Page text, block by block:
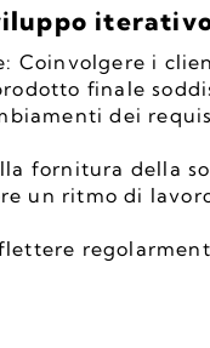
Coinvolgere i
finale
dei
fornitura della
un ritmo di